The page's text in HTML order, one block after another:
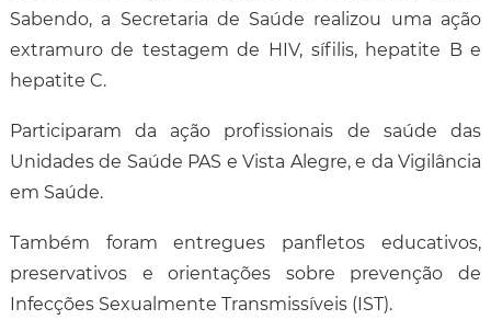
Sabendo, a Secretaria de Saúde realizou uma ação
extramuro de testagem de HIV, sífilis, hepatite B e
hepatite C.
Participaram da ação profissionais de saúde das
Unidades de Saúde PAS e Vista Alegre, e da Vigilância
em Saúde.
Também foram entregues panfletos educativos,
preservativos e orientações sobre prevenção de
Infecções Sexualmente Transmissíveis (IST).